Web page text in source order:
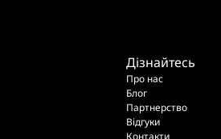
Дізнайтесь
Про нас
Блог
Партнерство
Відгуки
Контакти